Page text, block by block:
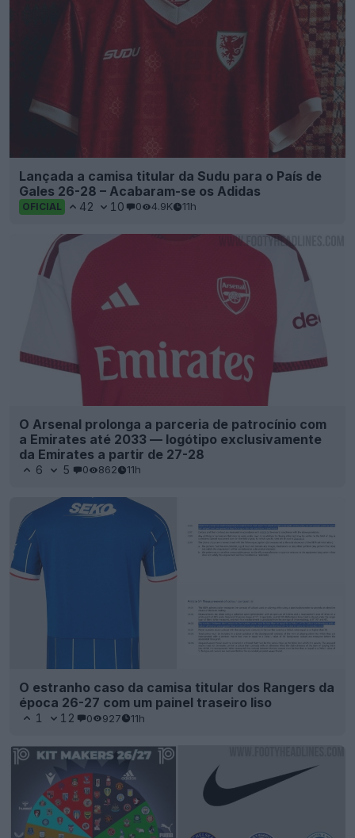
Lançada a camisa titular da Sudu para o País de
Gales 26-28 – Acabaram-se os Adidas
OFICIAL 42 10 0 4.9K 11h
O Arsenal prolonga a parceria de patrocínio com
a Emirates até 2033 — logótipo exclusivamente
da Emirates a partir de 27-28
6 5 0 862 11h
O estranho caso da camisa titular dos Rangers da
época 26-27 com um painel traseiro liso
1 12 0 927 11h